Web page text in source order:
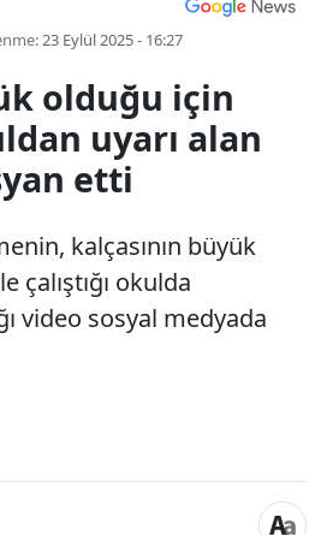
23 Eylül 2025 - 16:27
olduğu için
uyarı alan
etti
kalçasının büyük
çalıştığı okulda
video sosyal medyada